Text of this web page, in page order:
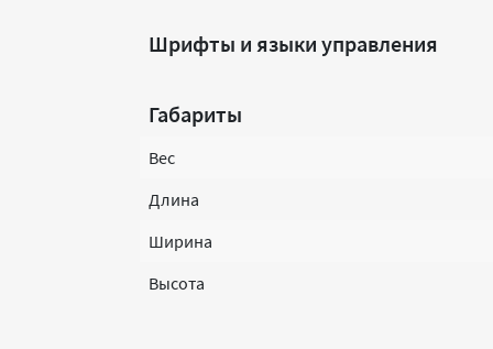
Шрифты и языки управления
Габариты
Вес
Длина
Ширина
Высота